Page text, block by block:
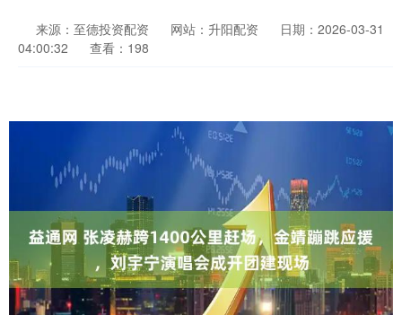
来源：至德投资配资 网站：升阳配资
日期：2026-03-31
04:00:32
查看：198